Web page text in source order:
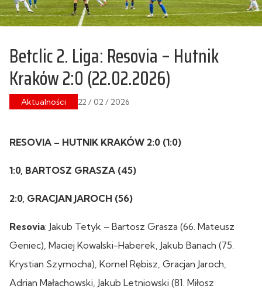
Betclic 2. Liga: Resovia – Hutnik
Kraków 2:0 (22.02.2026)
Aktualności 22 / 02 / 2026
RESOVIA – HUTNIK KRAKÓW 2:0 (1:0)
1:0, BARTOSZ GRASZA (45)
2:0, GRACJAN JAROCH (56)
Resovia: Jakub Tetyk – Bartosz Grasza (66. Mateusz
Geniec), Maciej Kowalski-Haberek, Jakub Banach (75.
Krystian Szymocha), Kornel Rębisz, Gracjan Jaroch,
Adrian Małachowski, Jakub Letniowski (81. Miłosz